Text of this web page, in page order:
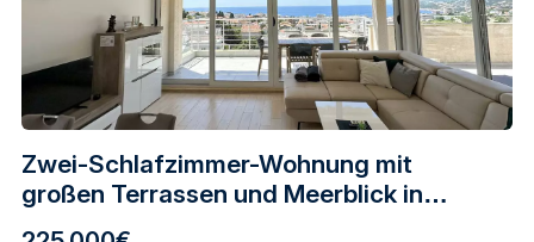
Zwei-Schlafzimmer-Wohnung mit
großen Terrassen und Meerblick in